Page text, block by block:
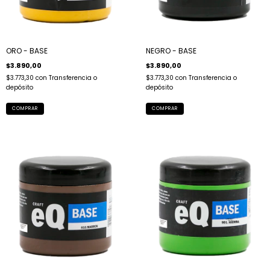
ORO - BASE
$3.890,00
$3.773,30 con Transferencia o
depósito
NEGRO - BASE
$3.890,00
$3.773,30 con Transferencia o
depósito